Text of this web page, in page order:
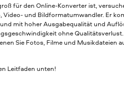
für den Online-Konverter ist,
Video- und Bildformatumwandler. Er
mit hoher Ausgabequalität und
ohne
Sie Fotos, Filme und Musikdateien
Leitfaden unten!